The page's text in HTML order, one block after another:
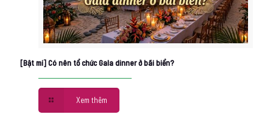
[Bật mí] Có nên tổ chức Gala dinner ở bãi biển?
Xem thêm